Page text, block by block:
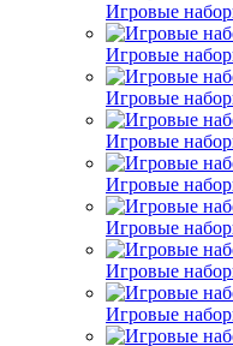
Игровые
Игровые
Игровые
Игровые
Игровые
Игровые
Игровые
Игровые